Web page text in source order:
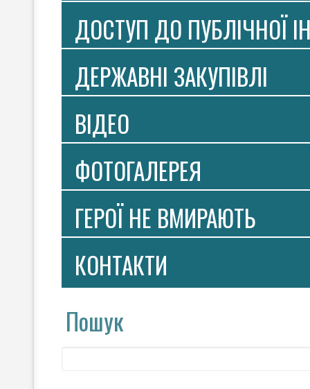
ДОСТУП ДО ПУБЛІЧНОЇ
ДЕРЖАВНІ ЗАКУПІВЛІ
ВIДЕО
ФОТОГАЛЕРЕЯ
ГЕРОЇ НЕ ВМИРАЮТЬ
КОНТАКТИ
Пошук